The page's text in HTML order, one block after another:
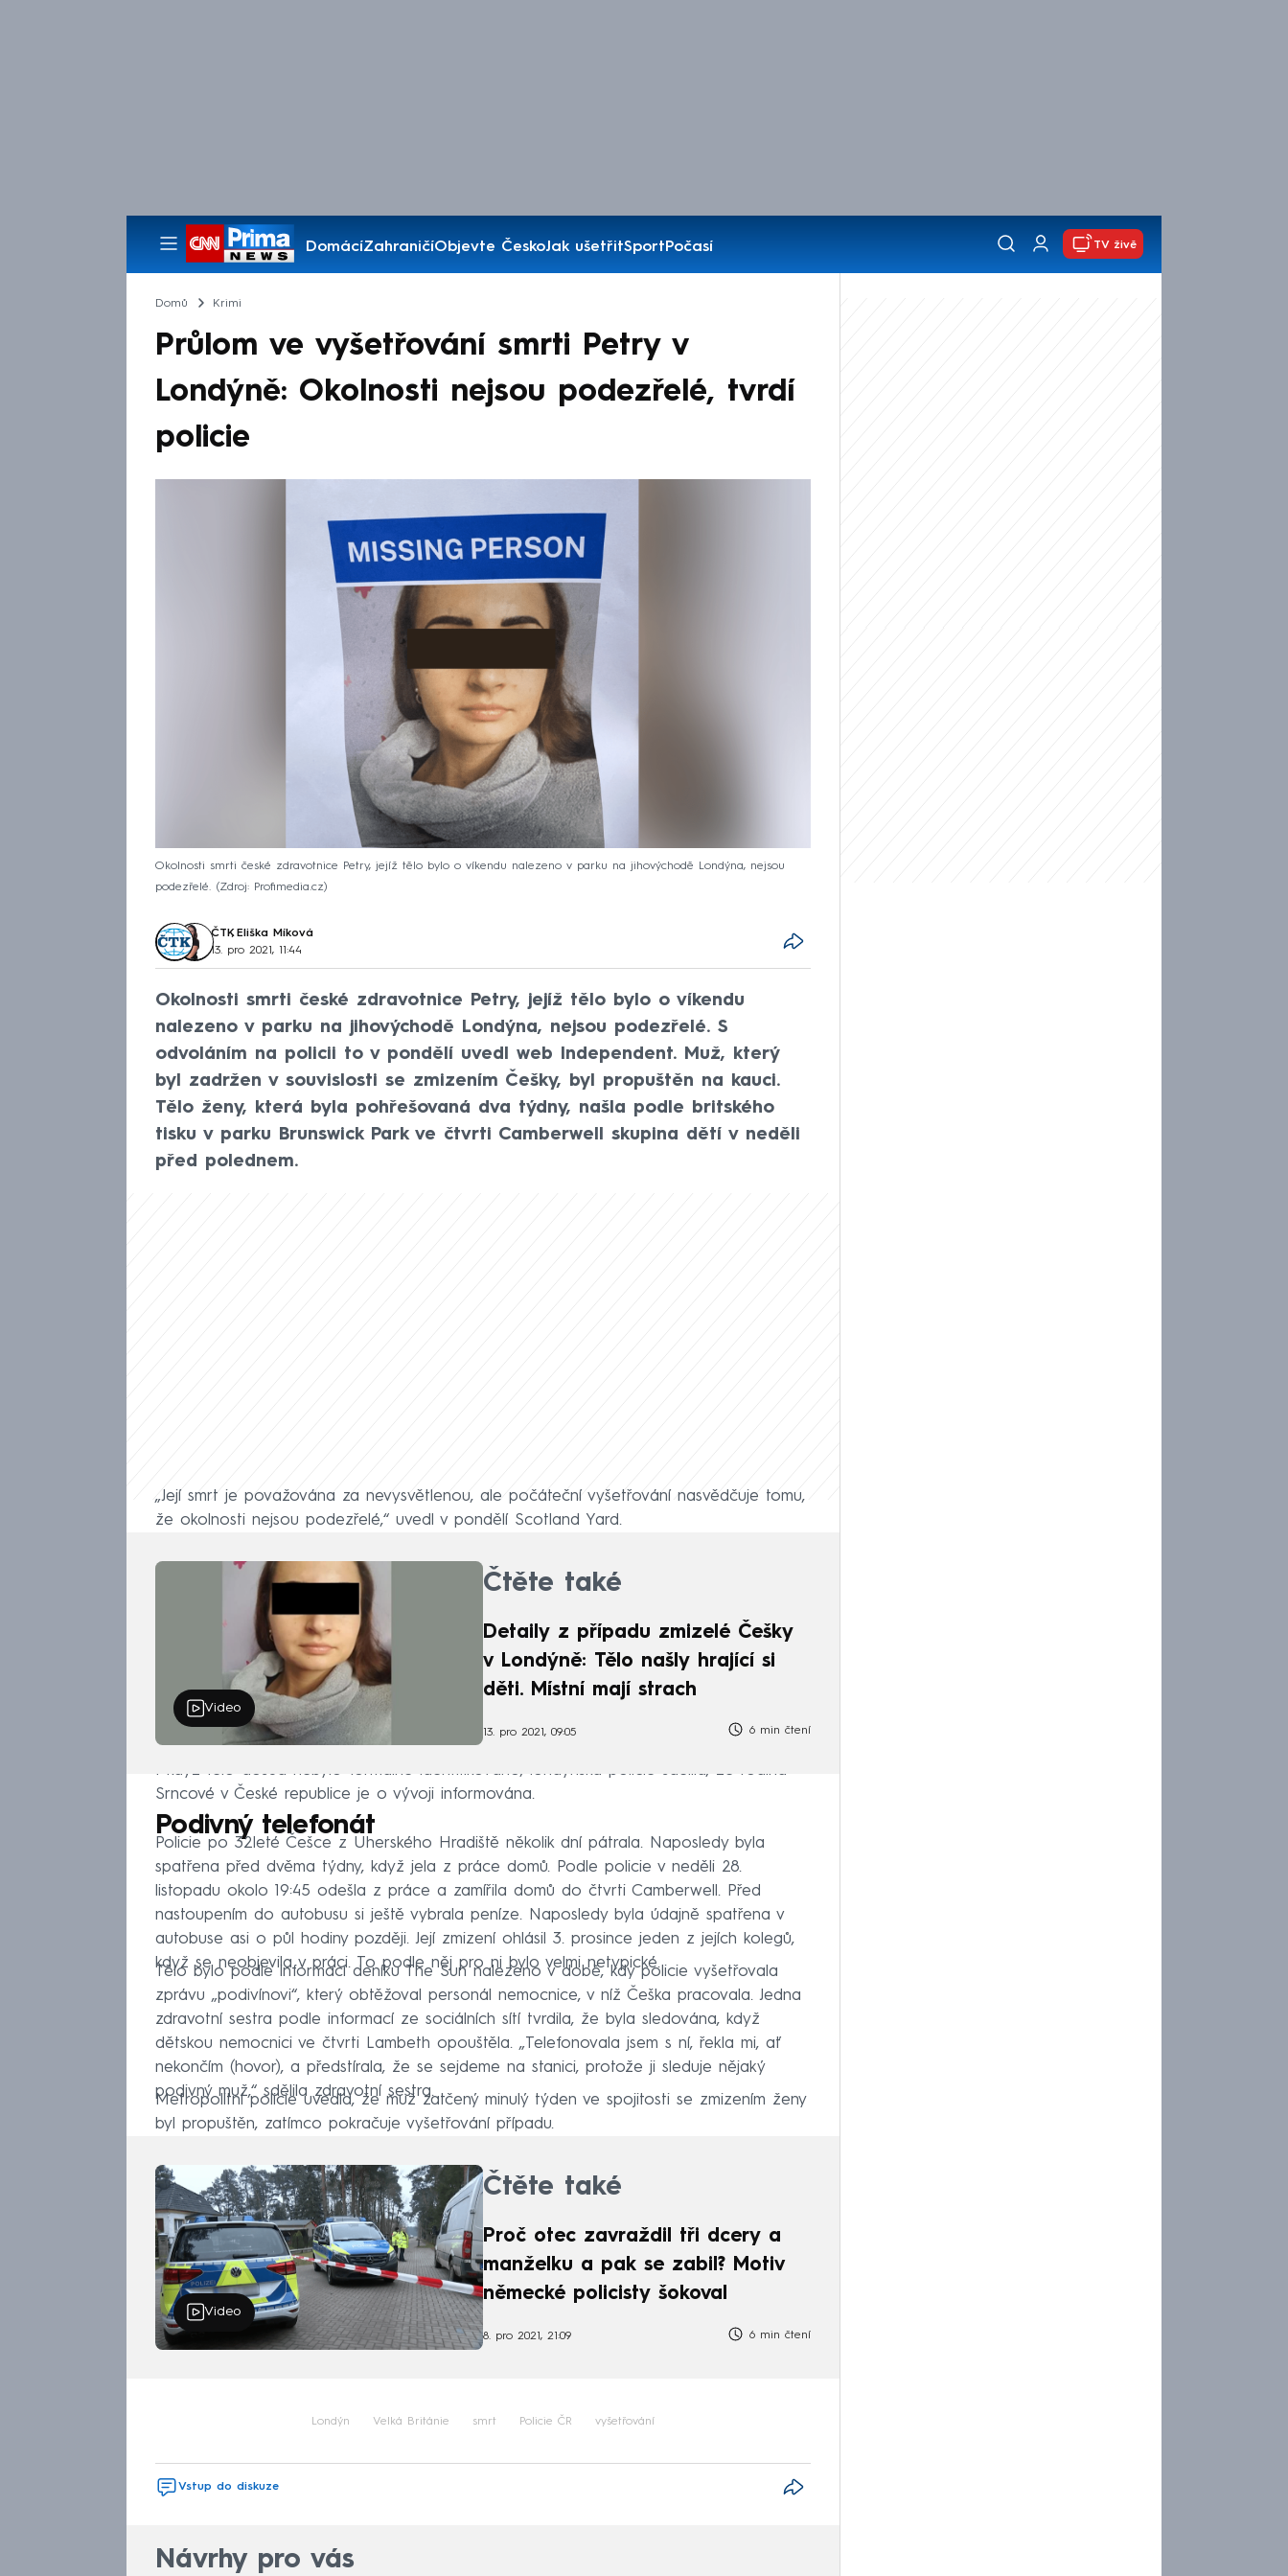
DomácíZahraničíObjevte ČeskoJak ušetřitSportPočasí
Pořady
TV živě
Domů Krimi
Průlom ve vyšetřování smrti Petry v
Londýně: Okolnosti nejsou podezřelé, tvrdí
policie
Okolnosti smrti české zdravotnice Petry, jejíž tělo bylo o víkendu nalezeno v parku na jihovýchodě Londýna, nejsou
podezřelé.
Zdroj: Profimedia.cz
ČTK, Eliška Míková
13. pro 2021, 11:44
Okolnosti smrti české zdravotnice Petry, jejíž tělo bylo o víkendu
nalezeno v parku na jihovýchodě Londýna, nejsou podezřelé. S
odvoláním na policii to v pondělí uvedl web Independent. Muž, který
byl zadržen v souvislosti se zmizením Češky, byl propuštěn na kauci.
Tělo ženy, která byla pohřešovaná dva týdny, našla podle britského
tisku v parku Brunswick Park ve čtvrti Camberwell skupina dětí v neděli
před polednem.
„Její smrt je považována za nevysvětlenou, ale počáteční vyšetřování nasvědčuje tomu,
že okolnosti nejsou podezřelé,“ uvedl v pondělí Scotland Yard.
Video
Čtěte také
Detaily z případu zmizelé Češky
v Londýně: Tělo našly hrající si
děti. Místní mají strach
13. pro 2021, 09:05 6 min čtení
I když tělo dosud nebylo formálně identifikováno, londýnská policie sdělila, že rodina
Srncové v České republice je o vývoji informována.
Podivný telefonát
Policie po 32leté Češce z Uherského Hradiště několik dní pátrala. Naposledy byla
spatřena před dvěma týdny, když jela z práce domů. Podle policie v neděli 28.
listopadu okolo 19:45 odešla z práce a zamířila domů do čtvrti Camberwell. Před
nastoupením do autobusu si ještě vybrala peníze. Naposledy byla údajně spatřena v
autobuse asi o půl hodiny později. Její zmizení ohlásil 3. prosince jeden z jejích kolegů,
když se neobjevila v práci. To podle něj pro ni bylo velmi netypické.
Tělo bylo podle informací deníku The Sun nalezeno v době, kdy policie vyšetřovala
zprávu „podivínovi“, který obtěžoval personál nemocnice, v níž Češka pracovala. Jedna
zdravotní sestra podle informací ze sociálních sítí tvrdila, že byla sledována, když
dětskou nemocnici ve čtvrti Lambeth opouštěla. „Telefonovala jsem s ní, řekla mi, ať
nekončím (hovor), a předstírala, že se sejdeme na stanici, protože ji sleduje nějaký
podivný muž,“ sdělila zdravotní sestra.
Metropolitní policie uvedla, že muž zatčený minulý týden ve spojitosti se zmizením ženy
byl propuštěn, zatímco pokračuje vyšetřování případu.
Video
Čtěte také
Proč otec zavraždil tři dcery a
manželku a pak se zabil? Motiv
německé policisty šokoval
8. pro 2021, 21:09 6 min čtení
Londýn Velká Británie smrt Policie ČR vyšetřování
Vstup do diskuze
Návrhy pro vás